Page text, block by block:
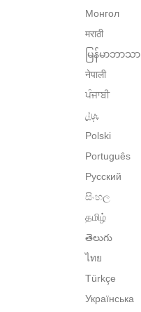
Монгол
मराठी
မြန်မာဘာသာ
नेपाली
ਪੰਜਾਬੀ
پنجابی
Polski
Português
Русский
සිංහල
தமிழ்
తెలుగు
ไทย
Türkçe
Українська